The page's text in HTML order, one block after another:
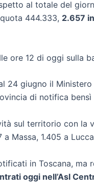
al totale del
444.333, 2.657
ore 12 di oggi sulla
24 giugno il
di notifica
sul territorio con la
a Massa, 1.405 a
in Toscana, ma
oggi nell’Asl